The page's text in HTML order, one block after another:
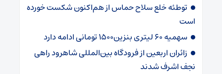
توطئه خلع سلاح حماس از هم‌اکنون شکست خورده
است
سهمیه ۶۰ لیتری بنزین۱۵۰۰ تومانی ادامه دارد
زائران اربعین از فرودگاه بین‌المللی شاهرود راهی
نجف اشرف شدند